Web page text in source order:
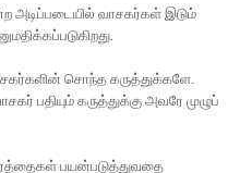
அடிப்படையில் வாசகர்கள் இடும்
சொந்த கருத்துக்களே.
பதியும் கருத்துக்கு அவரே முழுப்
பயன்படுத்துவதை